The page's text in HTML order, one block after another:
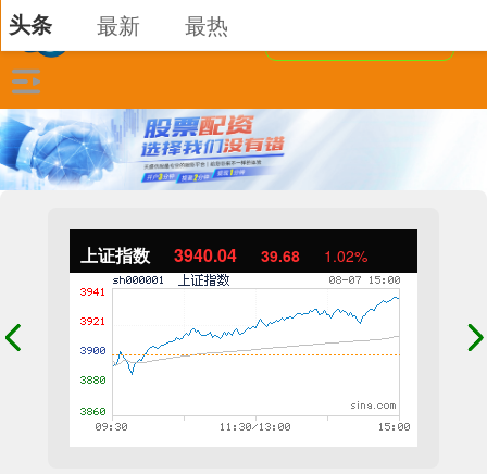
上证指数 3940.04 39.68 1.02%
头条 最新 最热